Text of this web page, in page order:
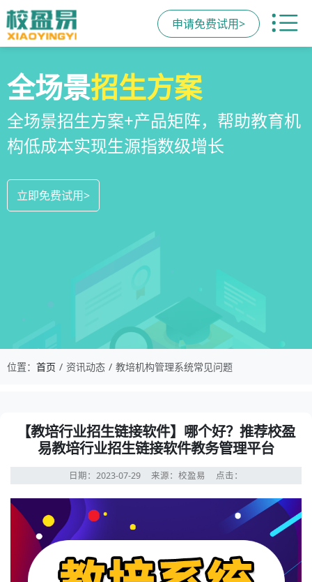
申请免费试用>
校区运营管理系统
教培机构数字化全场景运营管理系统，
全方位解决学校经营管理难题
立即免费试用>
全场景招生方案
全场景招生方案+产品矩阵，帮助教育机
构低成本实现生源指数级增长
立即免费试用>
教培机构小程序
一部手机链接机构、学员、家长，管理
更便捷，互动零距离，体验更满意
立即免费试用>
位置： 首页 资讯动态 教培机构管理系统常见问题
【教培行业招生链接软件】哪个好？推荐校盈
易教培行业招生链接软件教务管理平台
日期：2023-07-29 来源：校盈易 点击：